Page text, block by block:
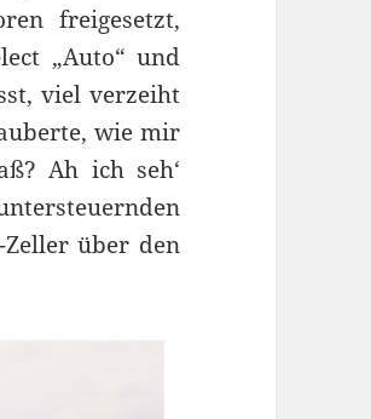
freigesetzt,
„Auto“ und
viel verzeiht
wie mir
Ah ich seh‘
über den